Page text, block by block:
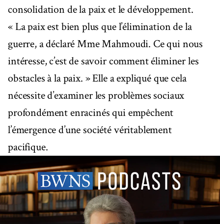
consolidation de la paix et le développement.
« La paix est bien plus que l’élimination de la
guerre, a déclaré Mme Mahmoudi. Ce qui nous
intéresse, c’est de savoir comment éliminer les
obstacles à la paix. » Elle a expliqué que cela
nécessite d’examiner les problèmes sociaux
profondément enracinés qui empêchent
l’émergence d’une société véritablement
pacifique.